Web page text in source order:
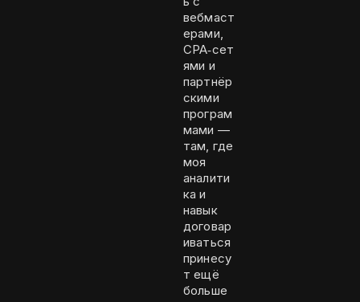
вебмаст
ерами,
CPA‑сет
ями и
партнёр
скими
програм
мами —
там, где
моя
аналити
ка и
навык
договар
иваться
принесу
т ещё
больше